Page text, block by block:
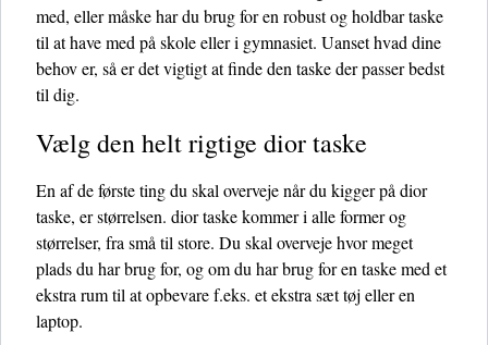
med, eller måske har du brug for en robust og holdbar taske
til at have med på skole eller i gymnasiet. Uanset hvad dine
behov er, så er det vigtigt at finde den taske der passer bedst
til dig.
Vælg den helt rigtige dior taske
En af de første ting du skal overveje når du kigger på dior
taske, er størrelsen. dior taske kommer i alle former og
størrelser, fra små til store. Du skal overveje hvor meget
plads du har brug for, og om du har brug for en taske med et
ekstra rum til at opbevare f.eks. et ekstra sæt tøj eller en
laptop.